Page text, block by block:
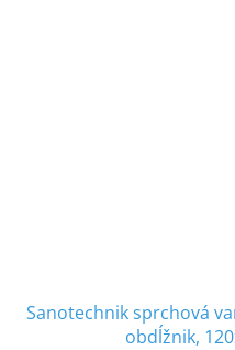
Sanotechnik sprchová
obdĺžnik,